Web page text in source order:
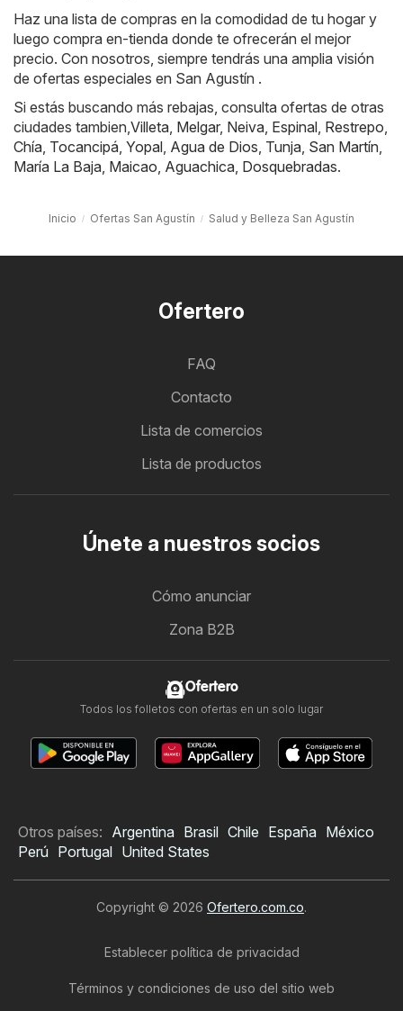
Haz una lista de compras en la comodidad de tu hogar y
luego compra en-tienda donde te ofrecerán el mejor
precio. Con nosotros, siempre tendrás una amplia visión
de ofertas especiales en San Agustín .
Si estás buscando más rebajas, consulta ofertas de otras
ciudades tambien, Villeta Melgar, Neiva Espinal Restrepo
Chía Tocancipá Yopal Agua de Dios Tunja San Martín
María La Baja Maicao Aguachica Dosquebradas.
Inicio Ofertas San Agustín Salud y Belleza San Agustín
Ofertero
FAQ
Contacto
Lista de comercios
Lista de productos
Únete a nuestros socios
Cómo anunciar
Zona B2B
Ofertero
Todos los folletos con ofertas en un solo lugar
Otros países: Argentina Brasil Chile España México
Perú Portugal United States
Copyright © 2026 Ofertero.com.co.
Establecer política de privacidad
Términos y condiciones de uso del sitio web